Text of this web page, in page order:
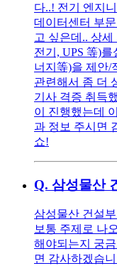
다..! 전기 엔지
데이터센터 부
고 싶은데.. 상
전기, UPS 等)를
너지等)을 제안/
관련해서 좀 더
기사 격증 취득
이 진행했는데
과 정보 주시면
쇼!
Q. 삼성물산
삼성물산 건설
보통 주제로 나
해야되는지 궁
면 감사하겠습